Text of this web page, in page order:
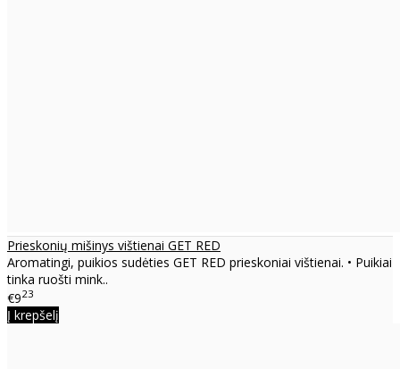
Prieskonių mišinys vištienai GET RED
Aromatingi, puikios sudėties GET RED prieskoniai vištienai. • Puikiai
tinka ruošti mink..
€923
Į krepšelį